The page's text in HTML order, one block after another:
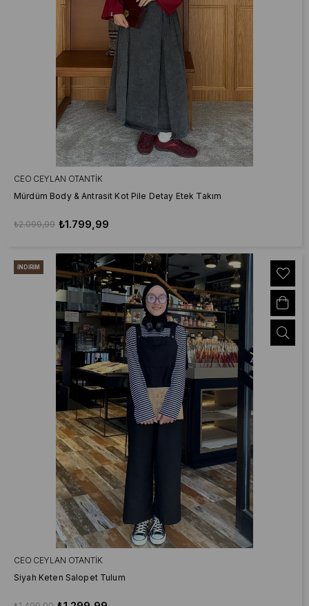
CEO CEYLAN OTANTIK
Mürdüm Body & Antrasit Kot Pile Detay Etek Takım
₺1.799,99
₺2.099,99
CEO CEYLAN OTANTIK
Siyah Keten Salopet Tulum
İNDIRIM